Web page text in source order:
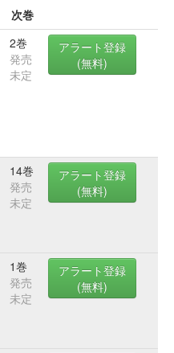
次巻
2巻
発売
未定
アラート登録
(無料)
14巻
発売
未定
アラート登録
(無料)
1巻
発売
未定
アラート登録
(無料)